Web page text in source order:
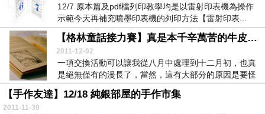
12/7 原本篇及pdf檔列印教學均是以雷射印表機為操作
示範今天再補充噴墨印表機的列印方法【雷射印表...
【格林童話接力賽】真是本千辛萬苦的牛皮小書
2011-12-02
一項交換活動可以讓我從八月中處理到十二月初，也真
是絕無僅有的漫長了，當然，這有大部分的原因是要怪
我自...
【手作友達】12/18 純銀部屋的手作市集
2011-11-30